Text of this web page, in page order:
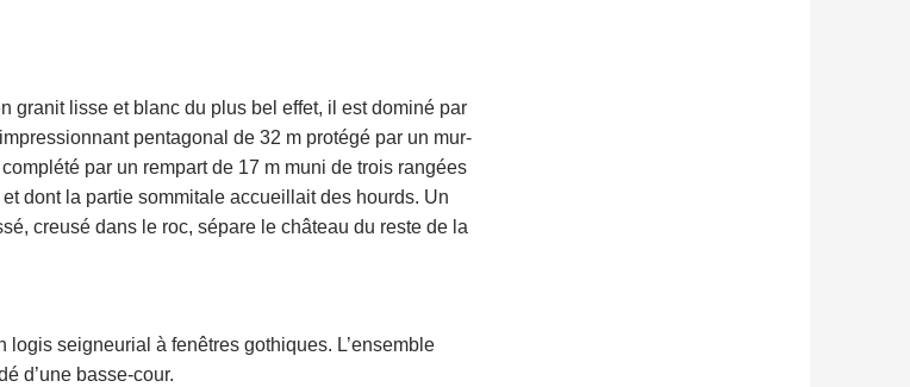
granit lisse et blanc du plus bel effet, il est dominé par
pentagonal de 32 m protégé par un mur-
par un rempart de 17 m muni de trois rangées
et dont la partie sommitale accueillait des hourds. Un
creusé dans le roc, sépare le château du reste de la
logis seigneurial à fenêtres gothiques. L’ensemble
d’une basse-cour.